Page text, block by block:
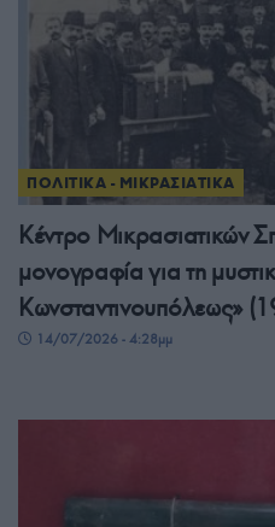
ΠΟΛΙΤΙΚΑ - ΜΙΚΡΑΣΙΑΤΙΚΑ
Κέντρο Μικρασιατικών
μονογραφία για τη
Κωνσταντινουπόλεως»
14/07/2026 - 4:28μμ